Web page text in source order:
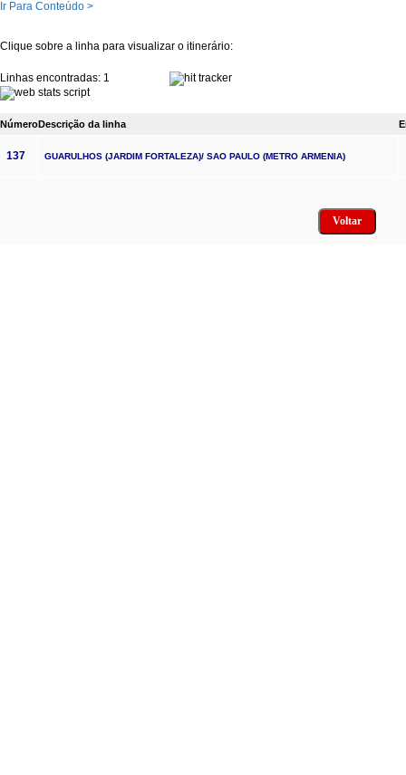
Ir Para Conteúdo >
Clique sobre a linha para visualizar o itinerário:
Linhas encontradas: 1
NúmeroDescrição da linha
137 GUARULHOS (JARDIM FORTALEZA)/ SAO PAULO (METRO ARMENIA)